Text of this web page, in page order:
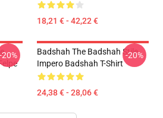
18,21 € - 42,22 €
-20%
Badshah The Badshah Stile
Impero Badshah T-Shirt
24,38 € - 28,06 €
-20%